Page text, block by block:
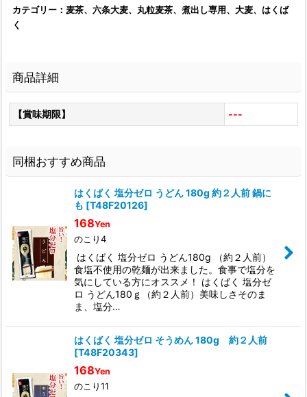
カテゴリー：麦茶、六条大麦、丸粒麦茶、煮出し専用、大麦、はくば
く
商品詳細
【賞味期限】 ---
同梱おすすめ商品
はくばく 塩分ゼロ うどん 180g 約２人前 鍋に
も [T48F20126]
168Yen
のこり4
はくばく 塩分ゼロ うどん180g （約２人前）
食塩不使用の乾麺が出来ました。食事で塩分を
気にしている方にオススメ！ はくばく 塩分ゼ
ロ うどん180ｇ（約２人前）美味しさそのま
ま、塩分…
はくばく 塩分ゼロ そうめん 180g 約２人前
[T48F20343]
168Yen
のこり11